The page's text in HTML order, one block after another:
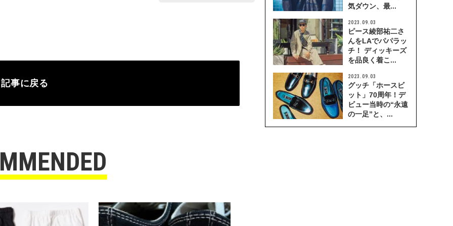
記事に戻る
気ダウン、最...
2023.09.03
ピース綾部祐二さ
んをLAでパパラッ
チ！ ディッキーズ
を品良く着こ...
2023.09.03
グッチ「ホースビ
ット」70周年！デ
ビュー当時の“永遠
の一足”と、...